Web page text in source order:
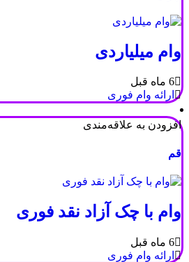
وام میلیاردی
6 ماه قبل
ارائه وام فوری
افزودن به علاقه‌مندی
قم
وام با چک آزاد نقد فوری
6 ماه قبل
ارائه وام فوری